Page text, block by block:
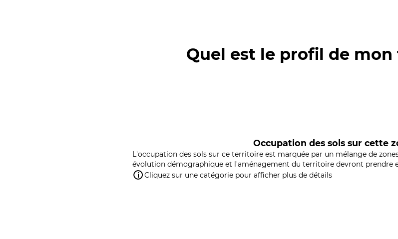
Quel est le profil de
Occupation des sols sur cette
L'occupation des sols sur ce territoire est marquée par un mélange de
évolution démographique et l'aménagement du territoire devront prendre
Cliquez sur une catégorie pour afficher plus de détails